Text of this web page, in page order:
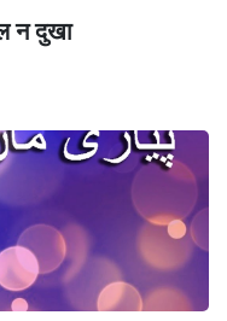
न दुखा